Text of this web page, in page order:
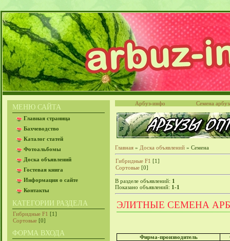
МЕНЮ САЙТА
Главная страница
Бахчеводство
Каталог статей
Фотоальбомы
Доска объявлений
Гостевая книга
Информация о сайте
Контакты
КАТЕГОРИИ РАЗДЕЛА
Гибридные F1 [1]
Сортовые [0]
ФОРМА ВХОДА
Арбуз-инфо Семена
Главная » Доска объявлений » Семена
Гибридные F1 [1]
Сортовые [0]
В разделе объявлений: 1
Показано объявлений: 1-1
ЭЛИТНЫЕ СЕМЕНА
Фирма-производитель